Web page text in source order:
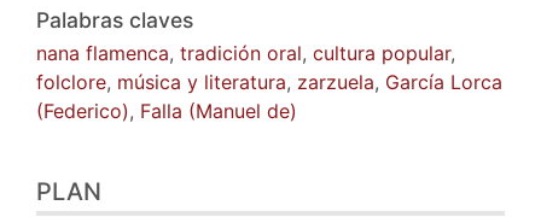
Palabras claves
nana flamenca, tradición oral, cultura popular,
folclore, música y literatura, zarzuela, García Lorca
(Federico), Falla (Manuel de)
PLAN